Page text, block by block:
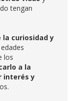
tengan
la curiosidad y
los
a la
interés y